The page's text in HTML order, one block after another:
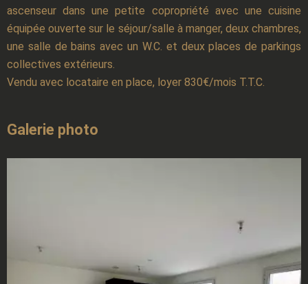
ascenseur dans une petite copropriété avec une cuisine
équipée ouverte sur le séjour/salle à manger, deux chambres,
une salle de bains avec un W.C. et deux places de parkings
collectives extérieurs.
Vendu avec locataire en place, loyer 830€/mois T.T.C.
Galerie photo